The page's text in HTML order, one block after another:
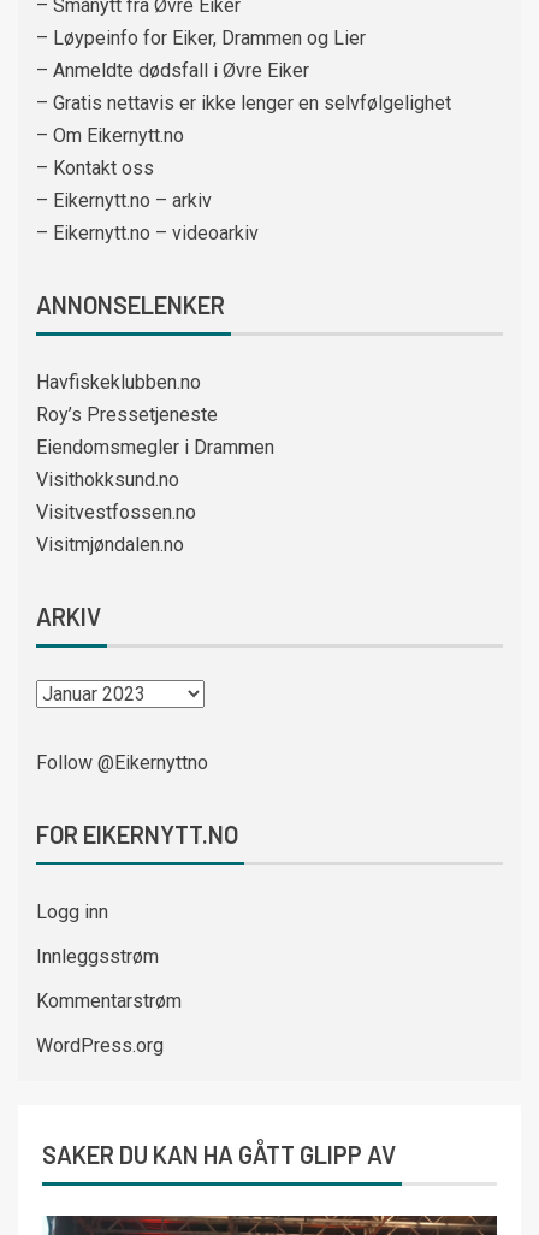
– Smånytt fra Øvre Eiker
– Løypeinfo for Eiker, Drammen og Lier
– Anmeldte dødsfall i Øvre Eiker
– Gratis nettavis er ikke lenger en selvfølgelighet
– Om Eikernytt.no
– Kontakt oss
– Eikernytt.no – arkiv
– Eikernytt.no – videoarkiv
ANNONSELENKER
Havfiskeklubben.no
Roy’s Pressetjeneste
Eiendomsmegler i Drammen
Visithokksund.no
Visitvestfossen.no
Visitmjøndalen.no
ARKIV
Follow @Eikernyttno
FOR EIKERNYTT.NO
Logg inn
Innleggsstrøm
Kommentarstrøm
WordPress.org
SAKER DU KAN HA GÅTT GLIPP AV